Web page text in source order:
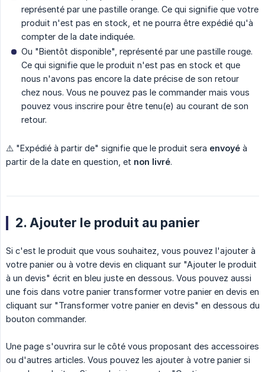
représenté par une pastille orange. Ce qui signifie que votre
produit n'est pas en stock, et ne pourra être expédié qu'à
compter de la date indiquée.
Ou "Bientôt disponible", représenté par une pastille rouge.
Ce qui signifie que le produit n'est pas en stock et que
nous n'avons pas encore la date précise de son retour
chez nous. Vous ne pouvez pas le commander mais vous
pouvez vous inscrire pour être tenu(e) au courant de son
retour.
⚠️ "Expédié à partir de" signifie que le produit sera envoyé à
partir de la date en question, et non livré.
2. Ajouter le produit au panier
Si c'est le produit que vous souhaitez, vous pouvez l'ajouter à
votre panier ou à votre devis en cliquant sur "Ajouter le produit
à un devis" écrit en bleu juste en dessous. Vous pouvez aussi
une fois dans votre panier transformer votre panier en devis en
cliquant sur "Transformer votre panier en devis" en dessous du
bouton commander.
Une page s'ouvrira sur le côté vous proposant des accessoires
ou d'autres articles. Vous pouvez les ajouter à votre panier si